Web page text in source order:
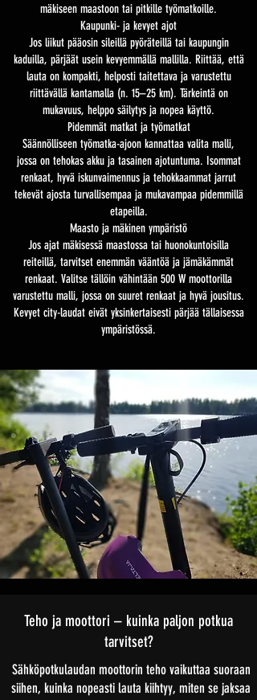
mäkiseen maastoon tai pitkille työmatkoille.
Kaupunki- ja kevyet ajot
Jos liikut pääosin sileillä pyöräteillä tai kaupungin
kaduilla, pärjäät usein kevyemmällä mallilla. Riittää, että
lauta on kompakti, helposti taitettava ja varustettu
riittävällä kantamalla (n. 15–25 km). Tärkeintä on
mukavuus, helppo säilytys ja nopea käyttö.
Pidemmät matkat ja työmatkat
Säännölliseen työmatka-ajoon kannattaa valita malli,
jossa on tehokas akku ja tasainen ajotuntuma. Isommat
renkaat, hyvä iskunvaimennus ja tehokkaammat jarrut
tekevät ajosta turvallisempaa ja mukavampaa pidemmillä
etapeilla.
Maasto ja mäkinen ympäristö
Jos ajat mäkisessä maastossa tai huonokuntoisilla
reiteillä, tarvitset enemmän vääntöä ja jämäkämmät
renkaat. Valitse tällöin vähintään 500 W moottorilla
varustettu malli, jossa on suuret renkaat ja hyvä jousitus.
Kevyet city-laudat eivät yksinkertaisesti pärjää tällaisessa
ympäristössä.
Teho ja moottori – kuinka paljon potkua
tarvitset?
Sähköpotkulaudan moottorin teho vaikuttaa suoraan
siihen, kuinka nopeasti lauta kiihtyy, miten se jaksaa